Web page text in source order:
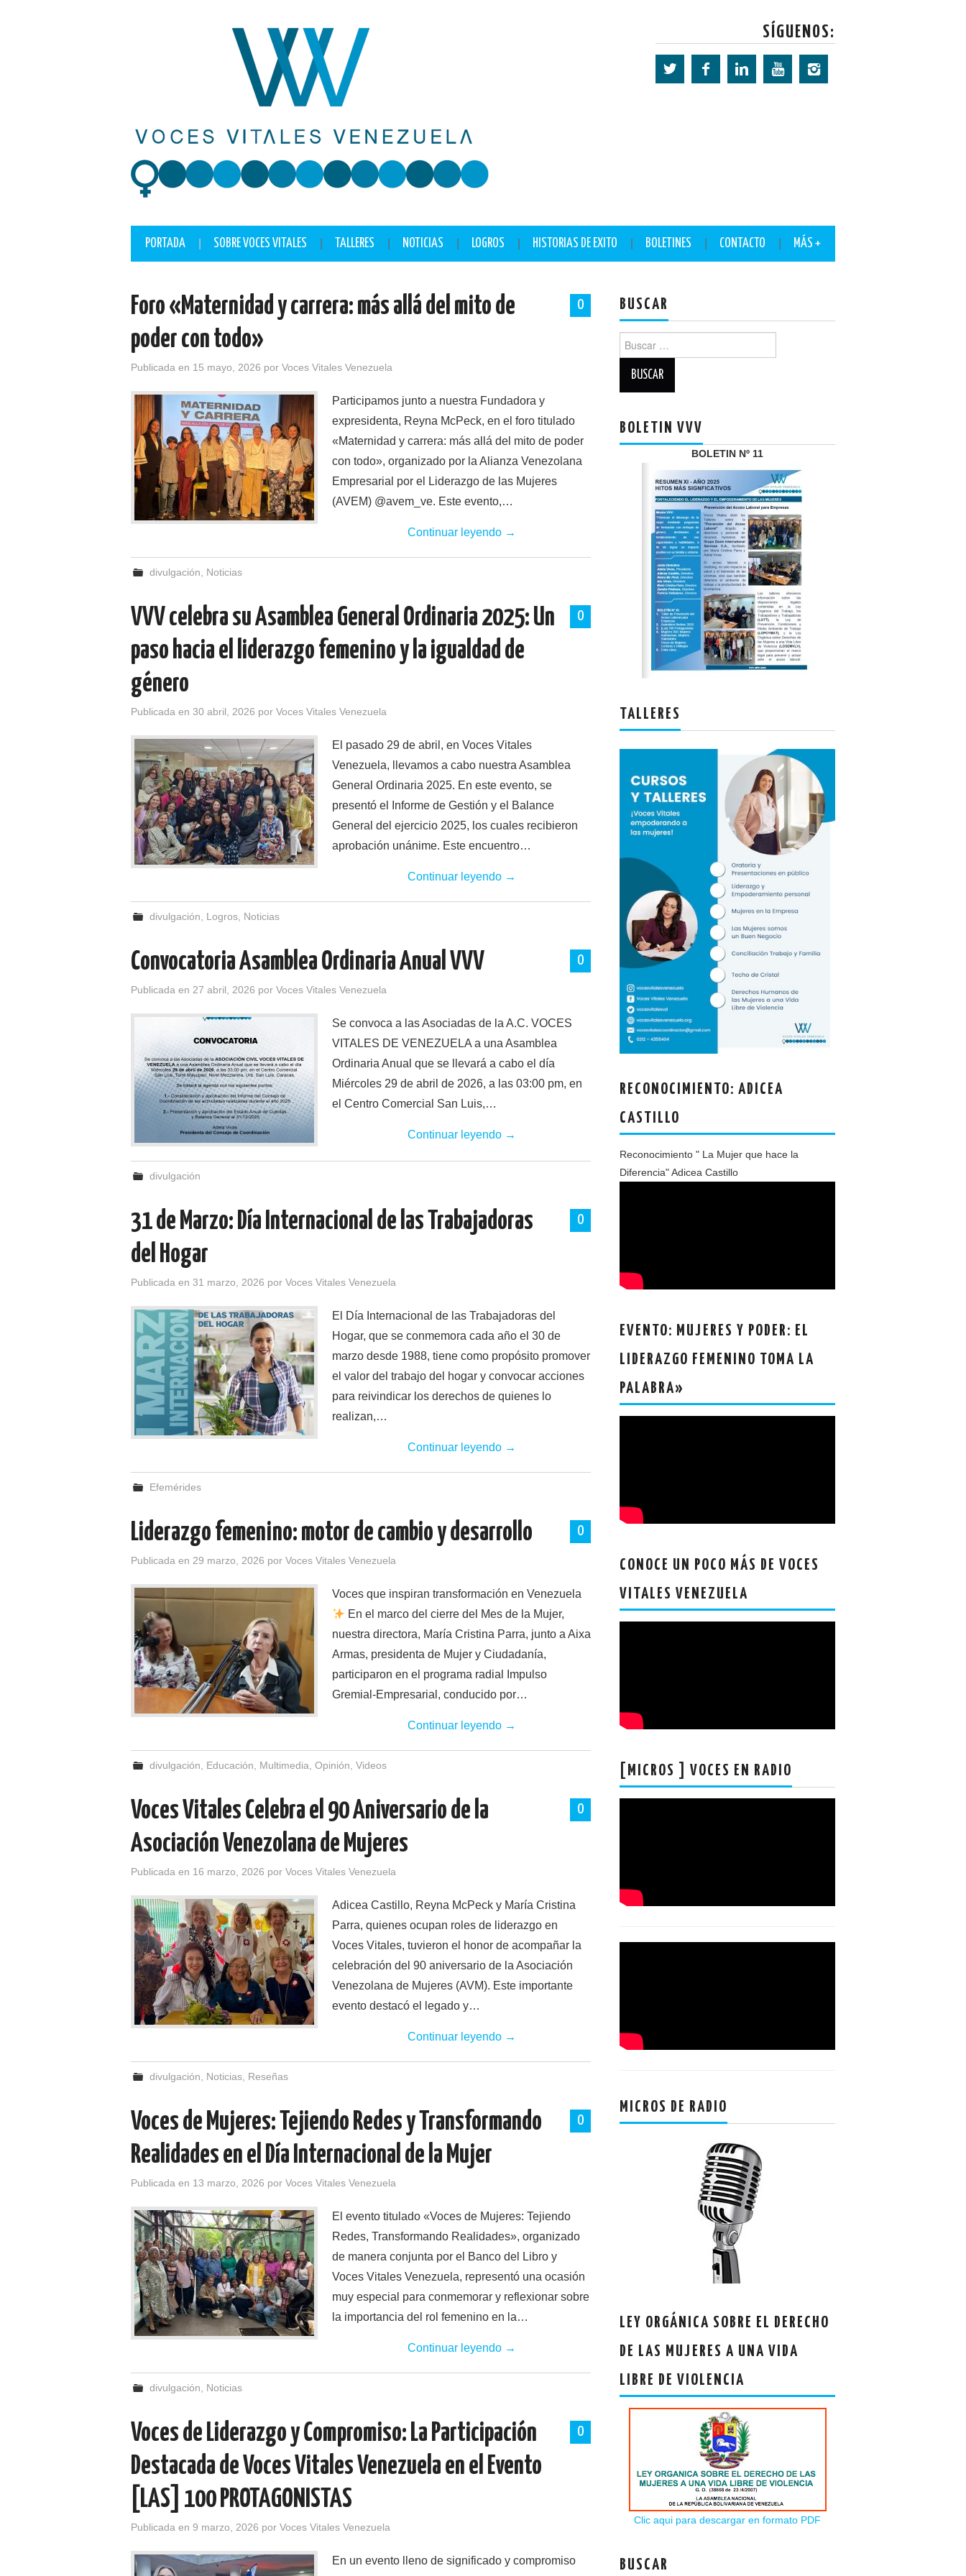
SÍGUENOS:
PORTADA SOBRE VOCES VITALES TALLERES NOTICIAS LOGROS HISTORIAS DE EXITO BOLETINES CONTACTO MÁS +
0
Foro «Maternidad y carrera: más allá del mito de
poder con todo»
Publicada en 15 mayo, 2026 por Voces Vitales Venezuela
Participamos junto a nuestra Fundadora y
expresidenta, Reyna McPeck, en el foro titulado
«Maternidad y carrera: más allá del mito de poder
con todo», organizado por la Alianza Venezolana
Empresarial por el Liderazgo de las Mujeres
(AVEM) @avem_ve. Este evento,…
Continuar leyendo →
divulgación Noticias
0
VVV celebra su Asamblea General Ordinaria 2025: Un
paso hacia el liderazgo femenino y la igualdad de
género
Publicada en 30 abril, 2026 por Voces Vitales Venezuela
El pasado 29 de abril, en Voces Vitales
Venezuela, llevamos a cabo nuestra Asamblea
General Ordinaria 2025. En este evento, se
presentó el Informe de Gestión y el Balance
General del ejercicio 2025, los cuales recibieron
aprobación unánime. Este encuentro…
Continuar leyendo →
divulgación Logros Noticias
0
Convocatoria Asamblea Ordinaria Anual VVV
Publicada en 27 abril, 2026 por Voces Vitales Venezuela
Se convoca a las Asociadas de la A.C. VOCES
VITALES DE VENEZUELA a una Asamblea
Ordinaria Anual que se llevará a cabo el día
Miércoles 29 de abril de 2026, a las 03:00 pm, en
el Centro Comercial San Luis,…
Continuar leyendo →
divulgación
0
31 de Marzo: Día Internacional de las Trabajadoras
del Hogar
Publicada en 31 marzo, 2026 por Voces Vitales Venezuela
El Día Internacional de las Trabajadoras del
Hogar, que se conmemora cada año el 30 de
marzo desde 1988, tiene como propósito promover
el valor del trabajo del hogar y convocar acciones
para reivindicar los derechos de quienes lo
realizan,…
Continuar leyendo →
Efemérides
0
Liderazgo femenino: motor de cambio y desarrollo
Publicada en 29 marzo, 2026 por Voces Vitales Venezuela
Voces que inspiran transformación en Venezuela
En el marco del cierre del Mes de la Mujer,
nuestra directora, María Cristina Parra, junto a Aixa
Armas, presidenta de Mujer y Ciudadanía,
participaron en el programa radial Impulso
Gremial-Empresarial, conducido por…
Continuar leyendo →
divulgación Educación Multimedia ,Opinión ,Videos
0
Voces Vitales Celebra el 90 Aniversario de la
Asociación Venezolana de Mujeres
Publicada en 16 marzo, 2026 por Voces Vitales Venezuela
Adicea Castillo, Reyna McPeck y María Cristina
Parra, quienes ocupan roles de liderazgo en
Voces Vitales, tuvieron el honor de acompañar la
celebración del 90 aniversario de la Asociación
Venezolana de Mujeres (AVM). Este importante
evento destacó el legado y…
Continuar leyendo →
divulgación Noticias Reseñas
0
Voces de Mujeres: Tejiendo Redes y Transformando
Realidades en el Día Internacional de la Mujer
Publicada en 13 marzo, 2026 por Voces Vitales Venezuela
El evento titulado «Voces de Mujeres: Tejiendo
Redes, Transformando Realidades», organizado
de manera conjunta por el Banco del Libro y
Voces Vitales Venezuela, representó una ocasión
muy especial para conmemorar y reflexionar sobre
la importancia del rol femenino en la…
Continuar leyendo →
divulgación Noticias
0
Voces de Liderazgo y Compromiso: La Participación
Destacada de Voces Vitales Venezuela en el Evento
[LAS] 100 PROTAGONISTAS
Publicada en 9 marzo, 2026 por Voces Vitales Venezuela
En un evento lleno de significado y compromiso
BUSCAR
BOLETIN VVV
BOLETIN Nº 11
TALLERES
RECONOCIMIENTO: ADICEA
CASTILLO
Reconocimiento " La Mujer que hace la
Diferencia" Adicea Castillo
EVENTO: MUJERES Y PODER: EL
LIDERAZGO FEMENINO TOMA LA
PALABRA»
CONOCE UN POCO MÁS DE VOCES
VITALES VENEZUELA
[MICROS ] VOCES EN RADIO
MICROS DE RADIO
LEY ORGÁNICA SOBRE EL DERECHO
DE LAS MUJERES A UNA VIDA
LIBRE DE VIOLENCIA
Clic aqui para descargar en formato PDF
BUSCAR